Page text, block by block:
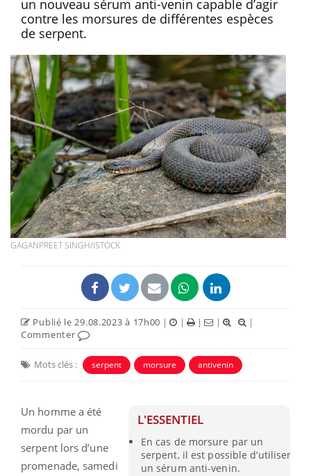
un nouveau sérum anti-venin capable d’agir
contre les morsures de différentes espèces
de serpent.
GAGANPREET SINGH/ISTOCK
Publié le 29.08.2023 à 17h00 | | | |
|
Commenter
Mots clés : serpent morsure antivenin
L'ESSENTIEL
En cas de morsure par un
serpent, il est possible d’utiliser
un sérum anti-venin.
Un homme a été
mordu par un
serpent lors d’une
promenade, samedi